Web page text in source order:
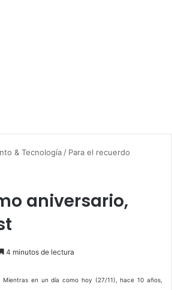
& Tecnología / Para el recuerdo
aniversario,
4 minutos de lectura
Mientras en un día como hoy (27/11), hace 10 años,